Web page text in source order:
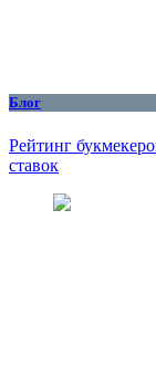
Блог
Рейтинг
ставок